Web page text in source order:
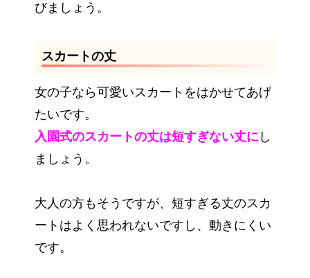
びましょう。
スカートの丈
女の子なら可愛いスカートをはかせてあげ
たいです。
入園式のスカートの丈は短すぎない丈に し
ましょう。
大人の方もそうですが、短すぎる丈のスカ
ートはよく思われないですし、動きにくい
です。